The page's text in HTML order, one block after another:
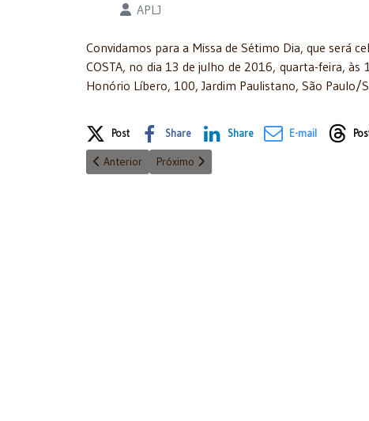
Detalhes APLJ
Convidamos para a Missa de Sétimo Dia, que será
COSTA, no dia 13 de julho de 2016, quarta-feira,
Honório Líbero, 100, Jardim Paulistano, São Paulo/
Share on Social Media
Post Share Share E-mail
Artigo anterior: Voto de Pesar - 14/06/2016
Anterior Próximo artigo: Comunicado de
Próximo